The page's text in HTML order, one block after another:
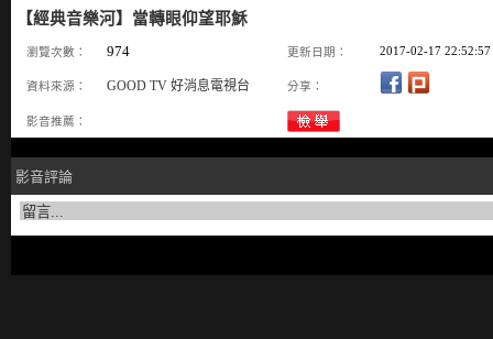
【經典音樂河】當轉眼仰望耶穌
瀏覽次數： 974 更新日期： 2017-02-17 22:52:57
資料來源： GOOD TV 好消息電視台 分享：
影音推薦：
影音評論